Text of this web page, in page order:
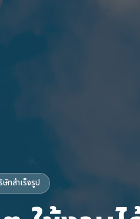
ษัทสำเร็จรูป